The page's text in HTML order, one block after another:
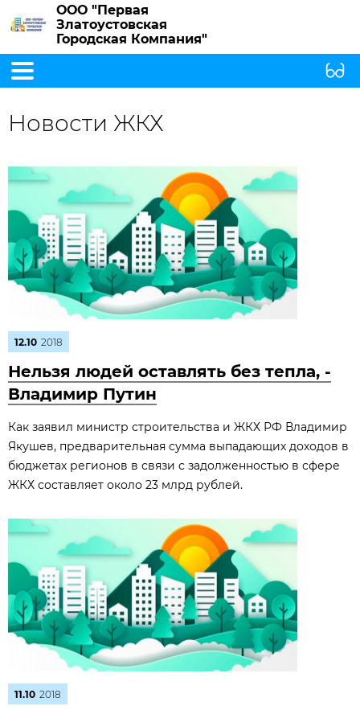
ООО "Первая
Златоустовская
Городская Компания"
Новости ЖКХ
12.10 2018
Нельзя людей оставлять без тепла, -
Владимир Путин
Как заявил министр строительства и ЖКХ РФ Владимир
Якушев, предварительная сумма выпадающих доходов в
бюджетах регионов в связи с задолженностью в сфере
ЖКХ составляет около 23 млрд рублей.
11.10 2018